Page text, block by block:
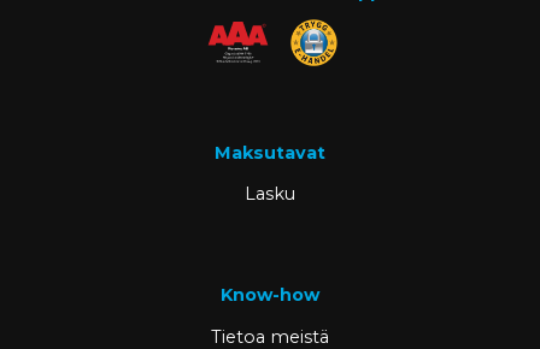
Maksutavat
Lasku
Know-how
Tietoa meistä